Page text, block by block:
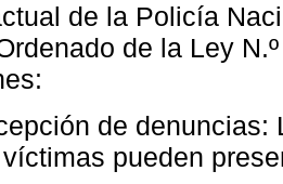
de la Policía
de la Ley
de denuncias:
pueden